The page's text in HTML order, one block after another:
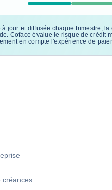
à jour et diffusée chaque trimestre,
Coface évalue le risque de crédit
en compte l'expérience de
créances